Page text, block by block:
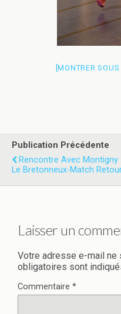
[MONTRER
Publication Précédente
Rencontre Avec Montigny
Le Bretonneux-Match
Laisser un
Votre adresse e-mail ne
obligatoires sont
Commentaire *